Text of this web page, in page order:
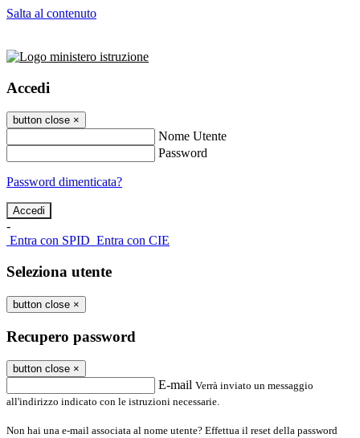
Salta al contenuto
Accedi
button close ×
Nome Utente
Password
Password dimenticata?
-
Entra con SPID Entra con CIE
Seleziona utente
button close ×
Recupero password
button close ×
E-mail Verrà inviato un messaggio
all'indirizzo indicato con le istruzioni necessarie.
Non hai una e-mail associata al nome utente? Effettua il reset della password